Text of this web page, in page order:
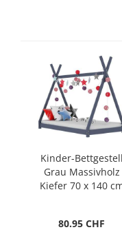
Kinder-Bettgestell
Grau Massivholz
Kiefer 70 x 140
80.95 CHF